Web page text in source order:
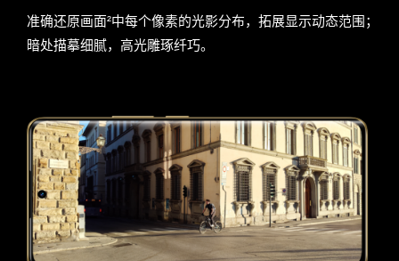
准确还原画面²中每个像素的光影分布，拓展显示动态范围；
暗处描摹细腻，高光雕琢纤巧。